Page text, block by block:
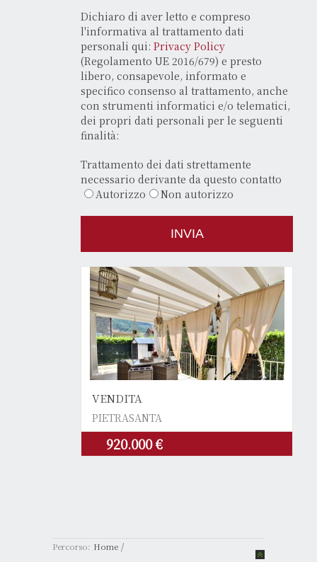
Dichiaro di aver letto e compreso
l'informativa al trattamento dati
personali qui: Privacy Policy
(Regolamento UE 2016/679) e presto
libero, consapevole, informato e
specifico consenso al trattamento, anche
con strumenti informatici e/o telematici,
dei propri dati personali per le seguenti
finalità:
Trattamento dei dati strettamente
necessario derivante da questo contatto
Autorizzo
Non autorizzo
VENDITA
PIETRASANTA
920.000 €
Percorso: Home /